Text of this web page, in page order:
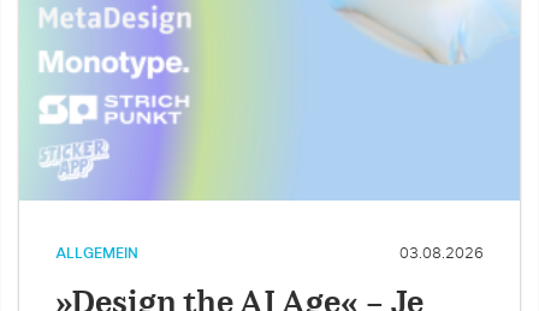
ALLGEMEIN 03.08.2026
»Design the AI Age« – Je